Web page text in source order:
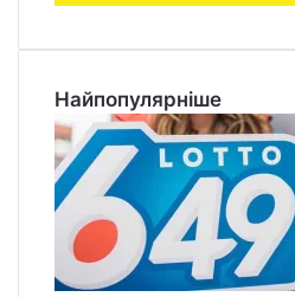
Найпопулярніше